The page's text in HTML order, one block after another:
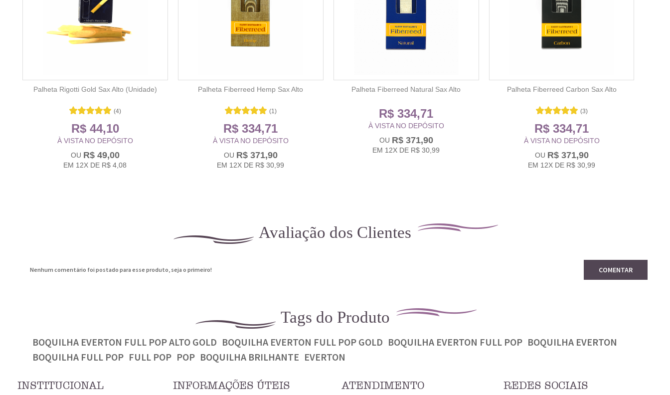
Palheta Rigotti Gold Sax Alto (Unidade)
(4)
R$ 44,10
À VISTA NO DEPÓSITO
R$ 49,00
EM 12X DE R$ 4,08
Palheta Fiberreed Hemp Sax Alto
(1)
R$ 334,71
À VISTA NO DEPÓSITO
R$ 371,90
EM 12X DE R$ 30,99
Palheta Fiberreed Natural Sax Alto
R$ 334,71
À VISTA NO DEPÓSITO
R$ 371,90
EM 12X DE R$ 30,99
Palheta Fiberreed Carbon Sax Alto
(3)
R$ 334,71
À VISTA NO DEPÓSITO
R$ 371,90
EM 12X DE R$ 30,99
Avaliação dos Clientes
Nenhum comentário foi postado para esse produto, seja o primeiro! COMENTAR
Tags do Produto
BOQUILHA EVERTON FULL POP ALTO GOLD BOQUILHA EVERTON FULL POP GOLD BOQUILHA EVERTON FULL POP BOQUILHA EVERTON
BOQUILHA FULL POP FULL POP POP BOQUILHA BRILHANTE EVERTON
INSTITUCIONAL INFORMAÇÕES ÚTEIS ATENDIMENTO REDES SOCIAIS